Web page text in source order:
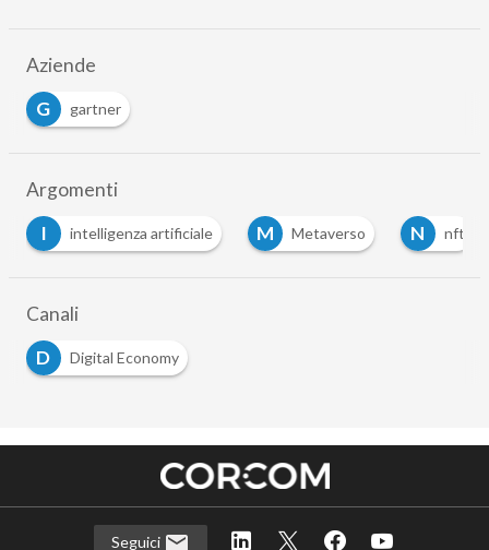
Aziende
G
gartner
Argomenti
intelligenza artificiale M Metaverso N nft
Canali
D
Digital Economy
Seguici